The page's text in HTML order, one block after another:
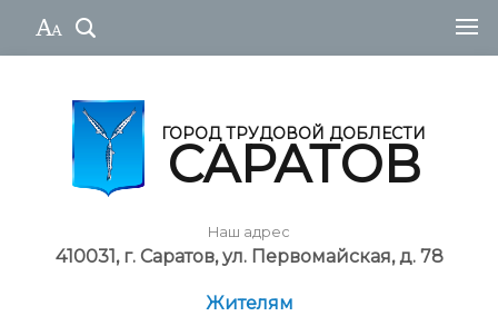
ГОРОД ТРУДОВОЙ ДОБЛЕСТИ
САРАТОВ
Наш адрес
410031, г. Саратов, ул. Первомайская, д. 78
Жителям